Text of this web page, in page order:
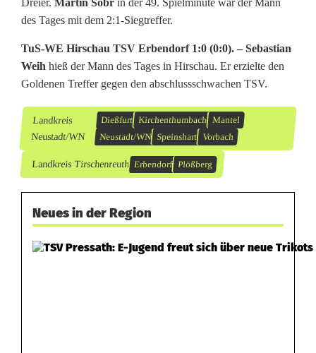
Dreier. Martin Sobr in der 49. Spielminute war der Mann
des Tages mit dem 2:1-Siegtreffer.
TuS-WE Hirschau TSV Erbendorf 1:0 (0:0). – Sebastian
Weih hieß der Mann des Tages in Hirschau. Er erzielte den
Goldenen Treffer gegen den abschlussschwachen TSV.
Landkreis
Neustadt/WN
Dießfurt Kirchenthumbach Mantel
Neustadt/WN Speinshart Vorbach
Landkreis Tirschenreuth Erbendorf Plößberg
Neues in der Region